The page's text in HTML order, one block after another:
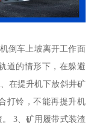
倒车上坡离开工作面
道的情形下，在躲避
在提升机下放斜井矿
打铃，不能再提升机
3、矿用履带式装渣